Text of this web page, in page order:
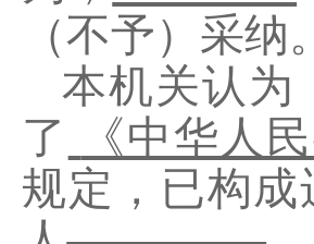
（不予） 采纳。
本机关认为
了
《中华人
规定，已构成